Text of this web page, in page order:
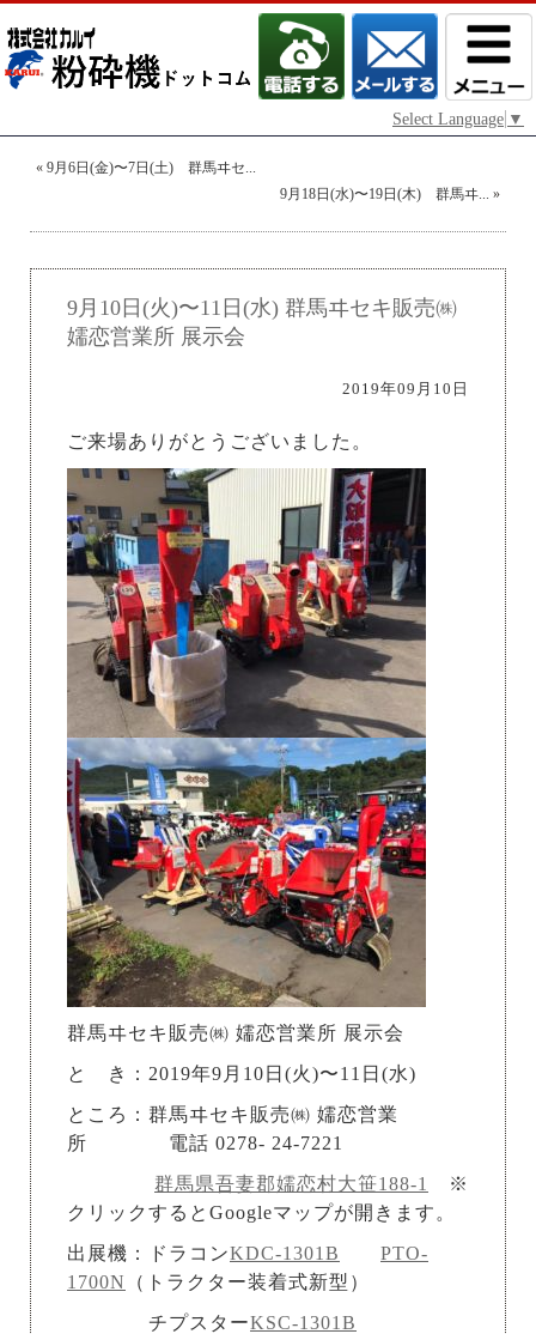
Select Language ▼
« 9月6日(金)〜7日(土) 群馬ヰセ...
9月18日(水)〜19日(木) 群馬ヰ... »
9月10日(火)〜11日(水) 群馬ヰセキ販売㈱
嬬恋営業所 展示会
2019年09月10日
ご来場ありがとうございました。
群馬ヰセキ販売㈱ 嬬恋営業所 展示会
と き：2019年9月10日(火)〜11日(水)
ところ：群馬ヰセキ販売㈱ 嬬恋営業
所 電話 0278- 24-7221
群馬県吾妻郡嬬恋村大笹188-1
※
クリックするとGoogleマップが開きます。
出展機：ドラコンKDC-1301B
PTO-
1700N
（トラクター装着式新型）
チプスターKSC-1301B